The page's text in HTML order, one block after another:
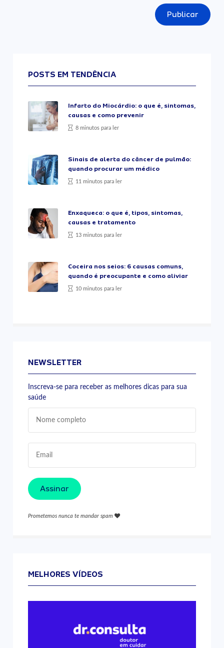
Publicar
POSTS EM TENDÊNCIA
Infarto do Miocárdio: o que é, sintomas,
causas e como prevenir
8 minutos para ler
Sinais de alerta do câncer de pulmão:
quando procurar um médico
11 minutos para ler
Enxaqueca: o que é, tipos, sintomas,
causas e tratamento
13 minutos para ler
Coceira nos seios: 6 causas comuns,
quando é preocupante e como aliviar
10 minutos para ler
NEWSLETTER
Inscreva-se para receber as melhores dicas para sua
saúde
Assinar
Prometemos nunca te mandar spam
MELHORES VÍDEOS